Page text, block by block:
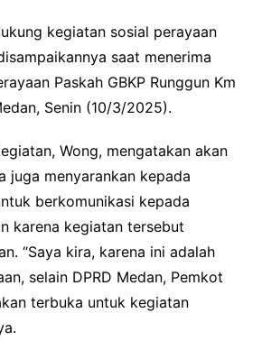
kegiatan sosial perayaan
saat menerima
Paskah GBKP Runggun Km
Senin (10/3/2025).
Wong, mengatakan akan
juga menyarankan kepada
berkomunikasi kepada
karena kegiatan tersebut
“Saya kira, karena ini adalah
selain DPRD Medan, Pemkot
terbuka untuk kegiatan